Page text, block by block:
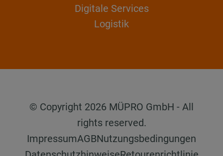
Digitale Services
Logistik
© Copyright 2026 MÜPRO GmbH - All
rights reserved.
ImpressumAGBNutzungsbedingungen